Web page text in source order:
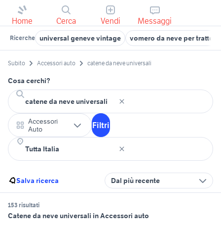
Home Cerca Vendi Messaggi
Ricerche universal geneve vintage vomero da neve per
Subito Accessori auto catene da neve universali
Cosa cerchi?
Accessori
Auto
Filtri
Salva ricerca Dal più recente
153 risultati
Catene da neve universali in Accessori auto